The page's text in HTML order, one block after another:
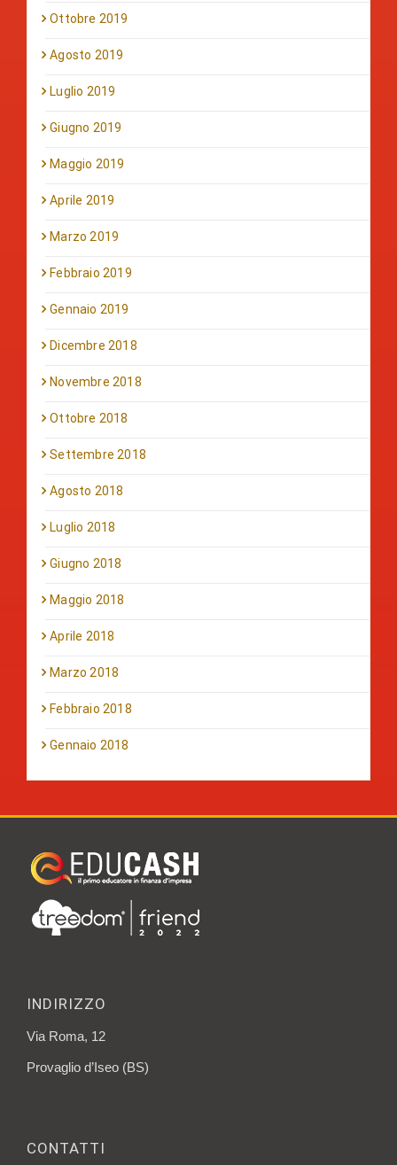
Ottobre 2019
Agosto 2019
Luglio 2019
Giugno 2019
Maggio 2019
Aprile 2019
Marzo 2019
Febbraio 2019
Gennaio 2019
Dicembre 2018
Novembre 2018
Ottobre 2018
Settembre 2018
Agosto 2018
Luglio 2018
Giugno 2018
Maggio 2018
Aprile 2018
Marzo 2018
Febbraio 2018
Gennaio 2018
INDIRIZZO
Via Roma, 12
Provaglio d’Iseo (BS)
CONTATTI